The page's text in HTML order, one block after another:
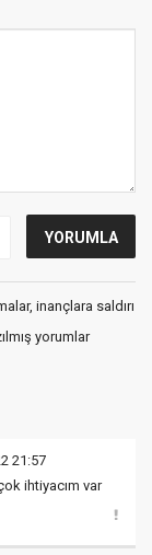
inançlara saldırı
yorumlar
21:57
ihtiyacım var